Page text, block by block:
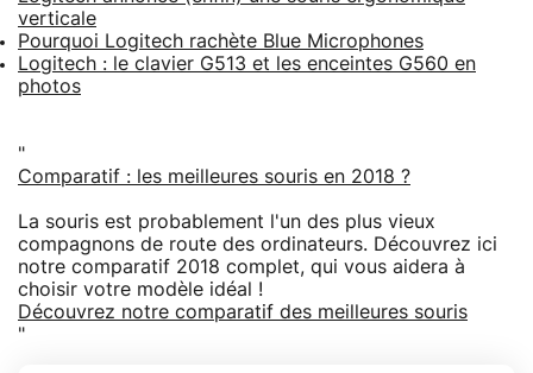
verticale
Pourquoi Logitech rachète Blue Microphones
Logitech : le clavier G513 et les enceintes G560 en
photos
"
Comparatif : les meilleures souris en 2018 ?
La souris est probablement l'un des plus vieux
compagnons de route des ordinateurs. Découvrez ici
notre comparatif 2018 complet, qui vous aidera à
choisir votre modèle idéal !
Découvrez notre comparatif des meilleures souris
"